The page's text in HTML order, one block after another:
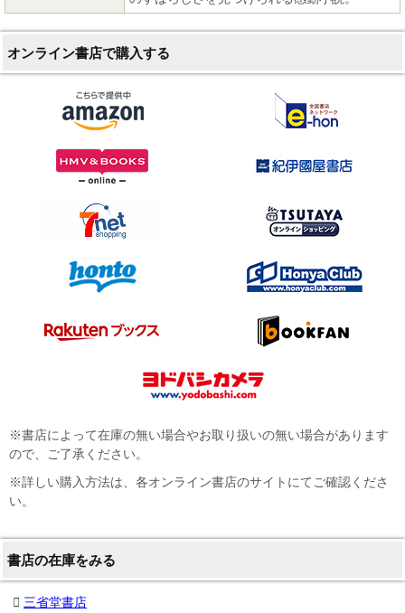
オンライン書店で購入する
※書店によって在庫の無い場合やお取り扱いの無い場合があります
ので、ご了承ください。
※詳しい購入方法は、各オンライン書店のサイトにてご確認くださ
い。
書店の在庫をみる
三省堂書店